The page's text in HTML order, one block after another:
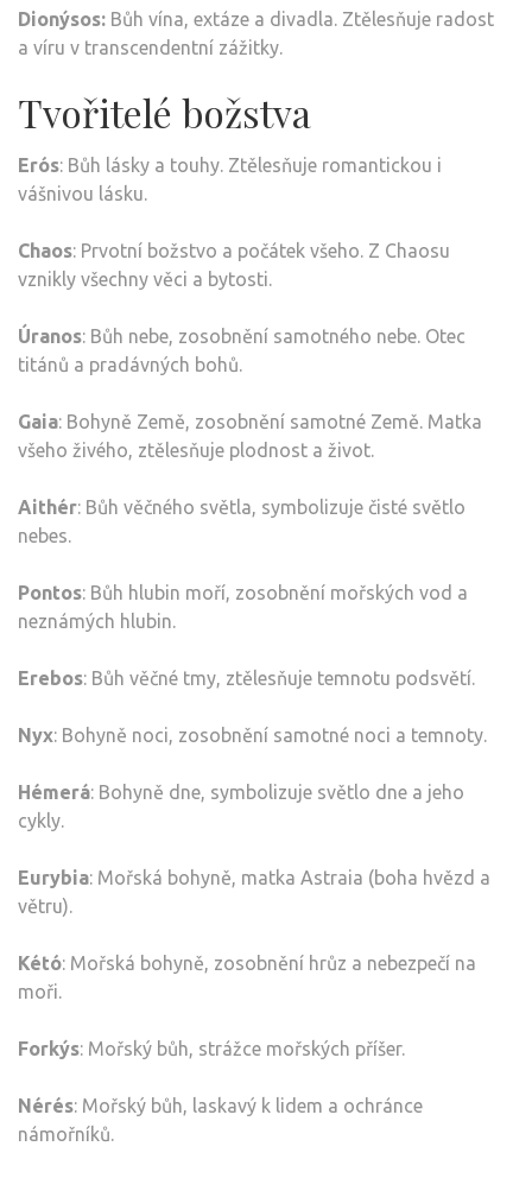
Dionýsos: Bůh vína, extáze a divadla. Ztělesňuje radost
a víru v transcendentní zážitky.
Tvořitelé božstva
Erós: Bůh lásky a touhy. Ztělesňuje romantickou i
vášnivou lásku.
Chaos: Prvotní božstvo a počátek všeho. Z Chaosu
vznikly všechny věci a bytosti.
Úranos: Bůh nebe, zosobnění samotného nebe. Otec
titánů a pradávných bohů.
Gaia: Bohyně Země, zosobnění samotné Země. Matka
všeho živého, ztělesňuje plodnost a život.
Aithér: Bůh věčného světla, symbolizuje čisté světlo
nebes.
Pontos: Bůh hlubin moří, zosobnění mořských vod a
neznámých hlubin.
Erebos: Bůh věčné tmy, ztělesňuje temnotu podsvětí.
Nyx: Bohyně noci, zosobnění samotné noci a temnoty.
Hémerá: Bohyně dne, symbolizuje světlo dne a jeho
cykly.
Eurybia: Mořská bohyně, matka Astraia (boha hvězd a
větru).
Kétó: Mořská bohyně, zosobnění hrůz a nebezpečí na
moři.
Forkýs: Mořský bůh, strážce mořských příšer.
Nérés: Mořský bůh, laskavý k lidem a ochránce
námořníků.